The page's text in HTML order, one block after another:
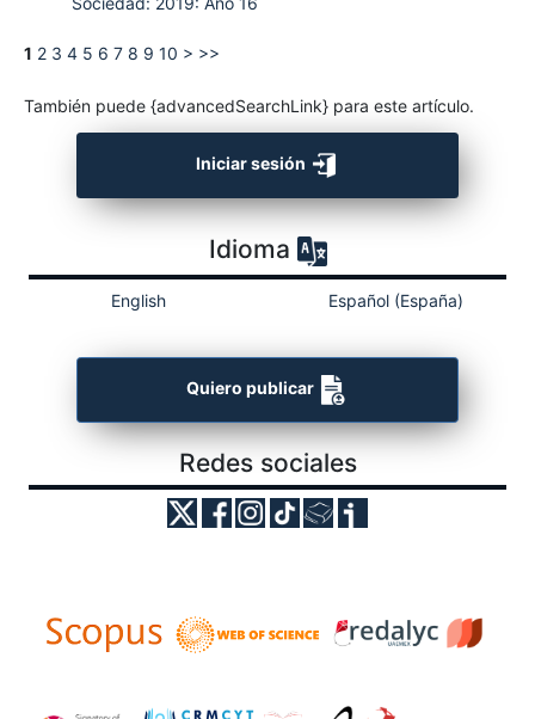
1 2 3 4 5 6 7 8 9 10 > >>
También puede {advancedSearchLink} para este artículo.
Iniciar sesión
Idioma
English Español (España)
Quiero publicar
Redes sociales